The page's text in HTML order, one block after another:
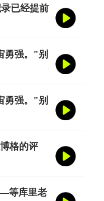
已经提前
首次站上
勇强。"别
您掰开了
勇强。"别
您掰开了
格的评
夏联最耀
等库里老